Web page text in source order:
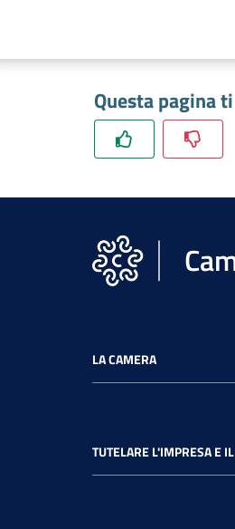
Questa pagina
LA CAMERA
TUTELARE L'IMPRESA E